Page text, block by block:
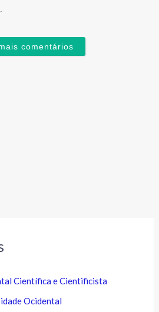
comentários
Científica e Cientificista
Ocidental